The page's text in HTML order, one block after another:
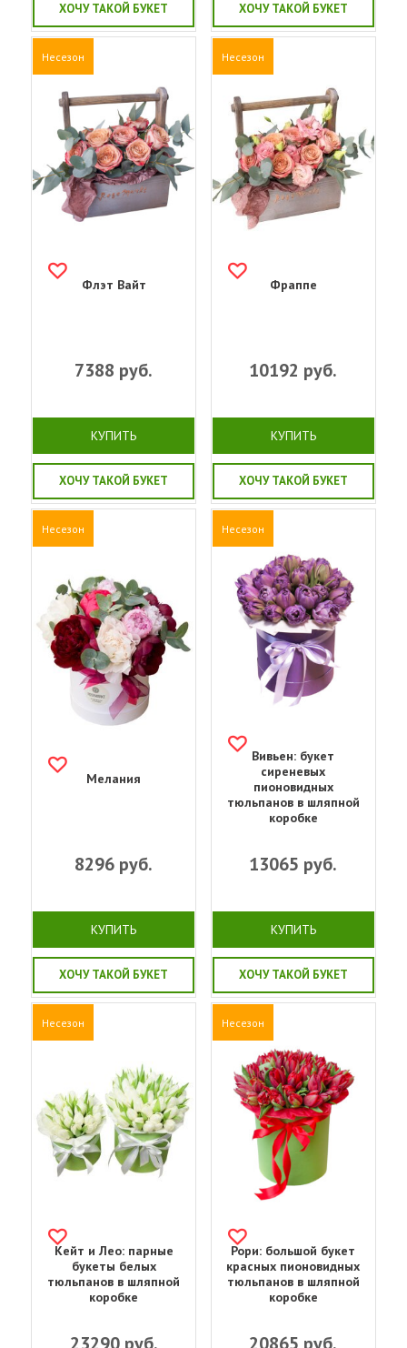
ХОЧУ ТАКОЙ БУКЕТ ХОЧУ ТАКОЙ БУКЕТ
Несезон
Флэт Вайт
7388 руб.
КУПИТЬ
ХОЧУ ТАКОЙ БУКЕТ
Несезон
Фраппе
10192 руб.
КУПИТЬ
ХОЧУ ТАКОЙ БУКЕТ
Несезон
Мелания
8296 руб.
КУПИТЬ
ХОЧУ ТАКОЙ БУКЕТ
Несезон
Вивьен: букет
сиреневых
пионовидных
тюльпанов в шляпной
коробке
13065 руб.
КУПИТЬ
ХОЧУ ТАКОЙ БУКЕТ
Несезон
Кейт и Лео: парные
букеты белых
тюльпанов в шляпной
коробке
23290руб.
Несезон
Рори: большой букет
красных пионовидных
тюльпанов в шляпной
коробке
20865 руб.